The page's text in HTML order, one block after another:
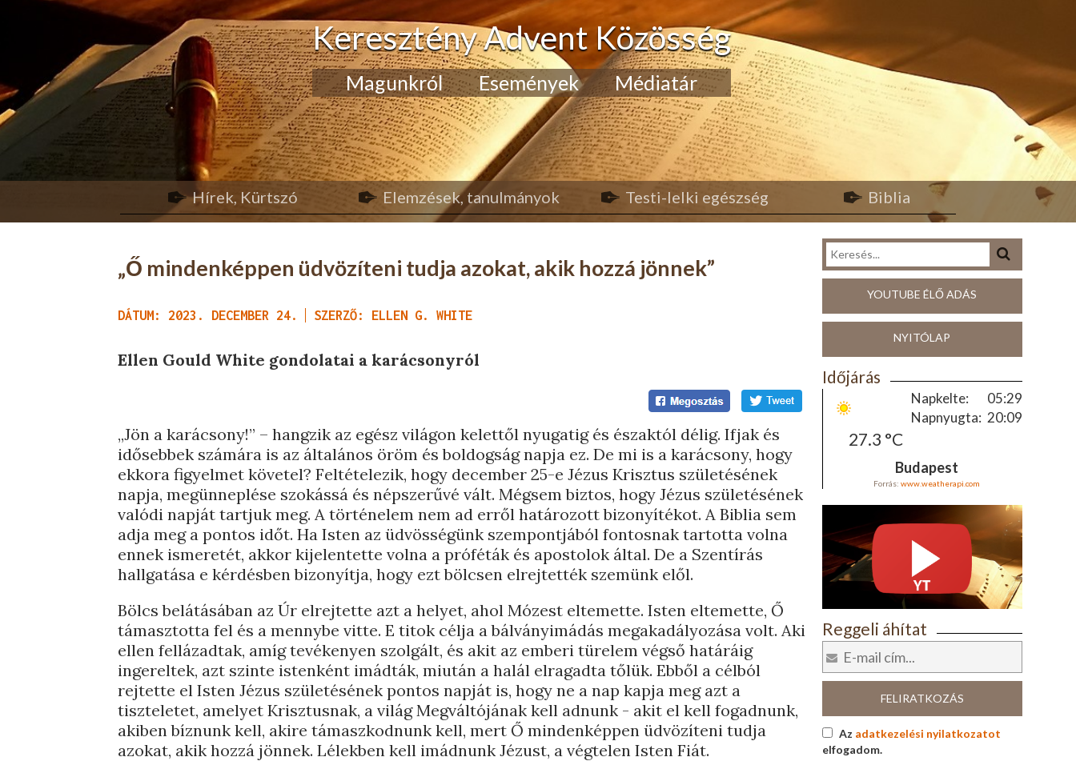
Keresztény Advent Közösség
Magunkról Események Médiatár
Hírek, Kürtszó Elemzések, tanulmányok Testi-lelki egészség Biblia
„Ő mindenképpen üdvözíteni tudja azokat, akik hozzá jönnek”
DÁTUM: 2023. DECEMBER 24. SZERZŐ: ELLEN G. WHITE
Ellen Gould White gondolatai a karácsonyról
„Jön a karácsony!” – hangzik az egész világon kelettől nyugatig és északtól délig. Ifjak és
idősebbek számára is az általános öröm és boldogság napja ez. De mi is a karácsony, hogy
ekkora figyelmet követel? Feltételezik, hogy december 25-e Jézus Krisztus születésének
napja, megünneplése szokássá és népszerűvé vált. Mégsem biztos, hogy Jézus születésének
valódi napját tartjuk meg. A történelem nem ad erről határozott bizonyítékot. A Biblia sem
adja meg a pontos időt. Ha Isten az üdvösségünk szempontjából fontosnak tartotta volna
ennek ismeretét, akkor kijelentette volna a próféták és apostolok által. De a Szentírás
hallgatása e kérdésben bizonyítja, hogy ezt bölcsen elrejtették szemünk elől.
Bölcs belátásában az Úr elrejtette azt a helyet, ahol Mózest eltemette. Isten eltemette, Ő
támasztotta fel és a mennybe vitte. E titok célja a bálványimádás megakadályozása volt. Aki
ellen fellázadtak, amíg tevékenyen szolgált, és akit az emberi türelem végső határáig
ingereltek, azt szinte istenként imádták, miután a halál elragadta tőlük. Ebből a célból
rejtette el Isten Jézus születésének pontos napját is, hogy ne a nap kapja meg azt a
tiszteletet, amelyet Krisztusnak, a világ Megváltójának kell adnunk - akit el kell fogadnunk,
akiben bíznunk kell, akire támaszkodnunk kell, mert Ő mindenképpen üdvözíteni tudja
azokat, akik hozzá jönnek. Lélekben kell imádnunk Jézust, a végtelen Isten Fiát.
YOUTUBE ÉLŐ ADÁS
NYITÓLAP
Időjárás
27.3 °C
Napkelte:
05:29
Napnyugta: 20:09
Budapest
Forrás: www.weatherapi.com
Reggeli áhítat
FELIRATKOZÁS
Az adatkezelési nyilatkozatot
elfogadom.